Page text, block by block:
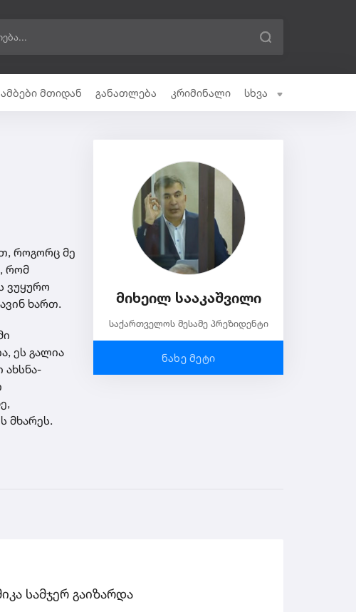
ამბები მთიდან განათლება კრიმინალი სხვა
როგორც მე
რომ
ვუყურო
ხართ.
ეს გალია
ახსნა-
მხარეს.
მიხეილ სააკაშვილი
საქართველოს მესამე პრეზიდენტი
ნახე მეტი
სამჯერ გაიზარდა